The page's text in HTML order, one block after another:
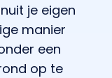
je eigen
manier
een
op te